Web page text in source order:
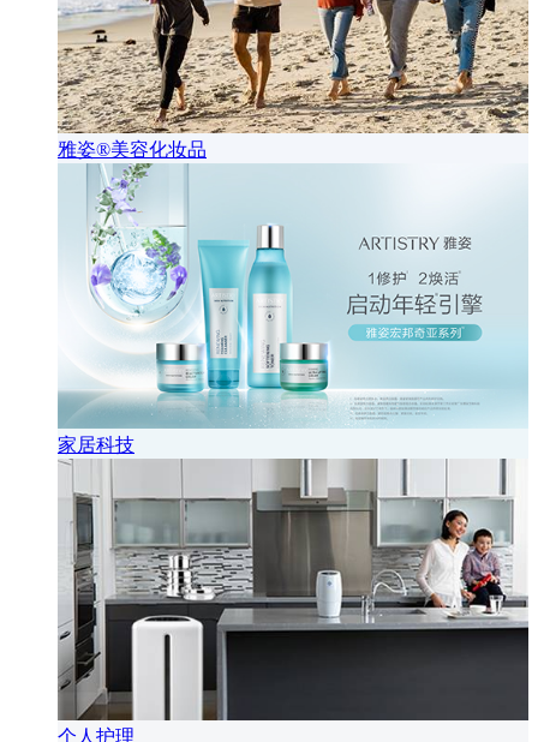
雅姿®美容化妆品
家居科技
个人护理